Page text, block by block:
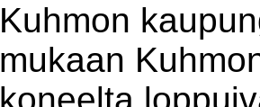
Kuhmon
mukaan